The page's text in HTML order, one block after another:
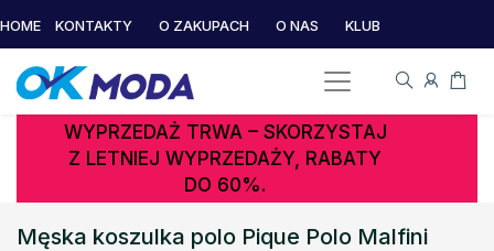
HOME KONTAKTY O ZAKUPACH O NAS KLUB
WYPRZEDAŻ TRWA – SKORZYSTAJ
Z LETNIEJ WYPRZEDAŻY, RABATY
DO 60%.
Męska koszulka polo Pique Polo Malfini